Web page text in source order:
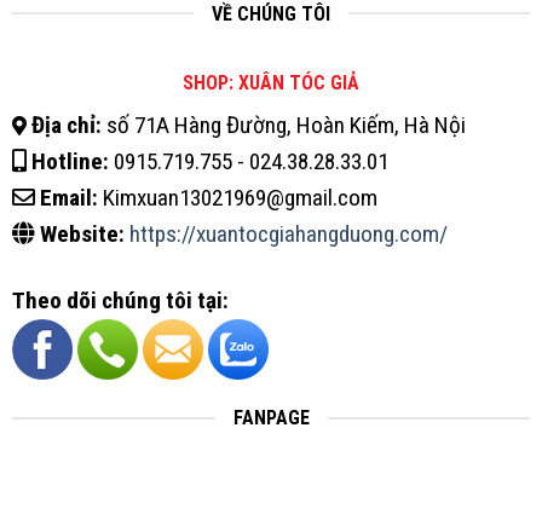
VỀ CHÚNG TÔI
SHOP: XUÂN TÓC GIẢ
Địa chỉ: số 71A Hàng Đường, Hoàn Kiếm, Hà Nội
Hotline: 0915.719.755 - 024.38.28.33.01
Email: Kimxuan13021969@gmail.com
Website: https://xuantocgiahangduong.com/
Theo dõi chúng tôi tại:
FANPAGE